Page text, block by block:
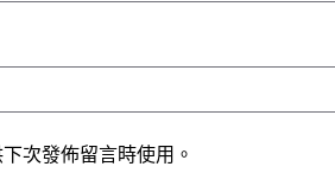
次發佈留言時使用。